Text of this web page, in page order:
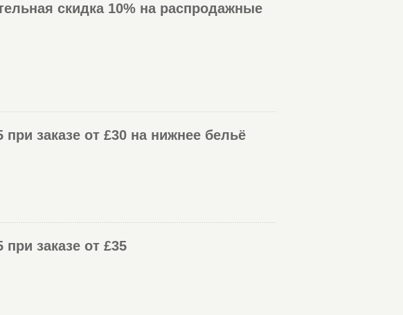
скидка 10% на распродажные
заказе от £30 на нижнее бельё
заказе от £35